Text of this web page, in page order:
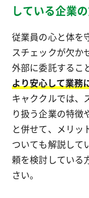
している企業
従業員の心と体を
スチェックが欠か
外部に委託するこ
より安心して業務
キャククルでは、
り扱う企業の特徴
と併せて、メリッ
ついても解説して
頼を検討している
さい。